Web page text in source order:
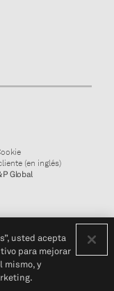
(en inglés)
Global
usted acepta
para mejorar
mismo, y